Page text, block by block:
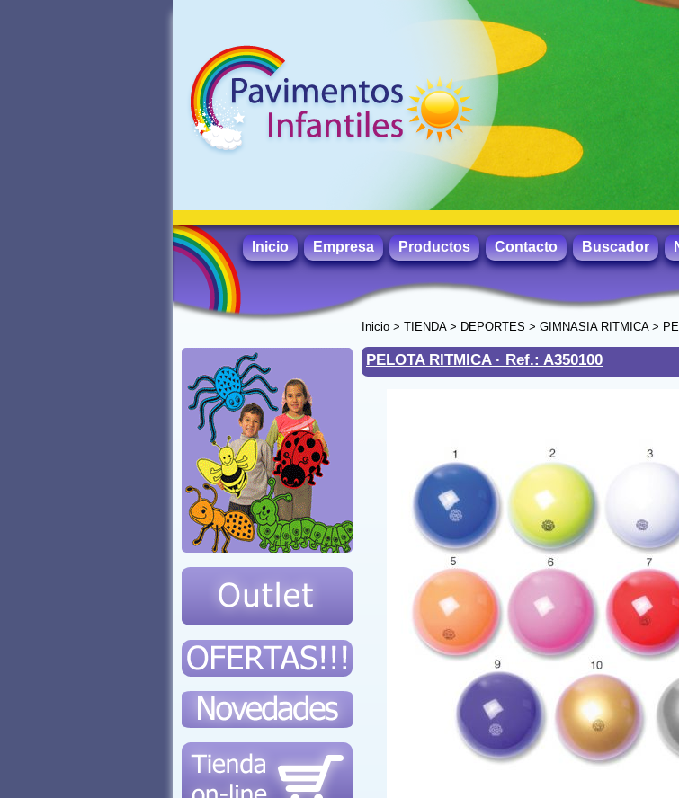
Inicio Empresa Productos Contacto Buscador
Inicio > TIENDA> DEPORTES > GIMNASIA RITMICA>
PELOTA RITMICA · Ref.: A350100